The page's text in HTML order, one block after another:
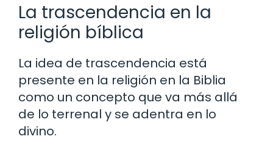
La trascendencia en la
religión bíblica
La idea de trascendencia está
presente en la religión en la Biblia
como un concepto que va más allá
de lo terrenal y se adentra en lo
divino.